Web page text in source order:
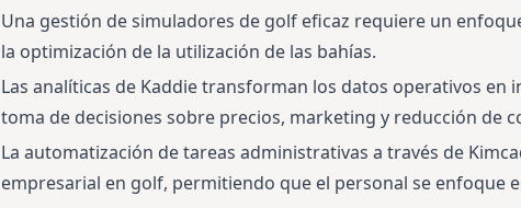
Una gestión de simuladores de golf eficaz requiere un
la optimización de la utilización de las bahías.
Las analíticas de Kaddie transforman los datos operativos en
toma de decisiones sobre precios, marketing y reducción de
La automatización de tareas administrativas a través de
empresarial en golf, permitiendo que el personal se enfoque